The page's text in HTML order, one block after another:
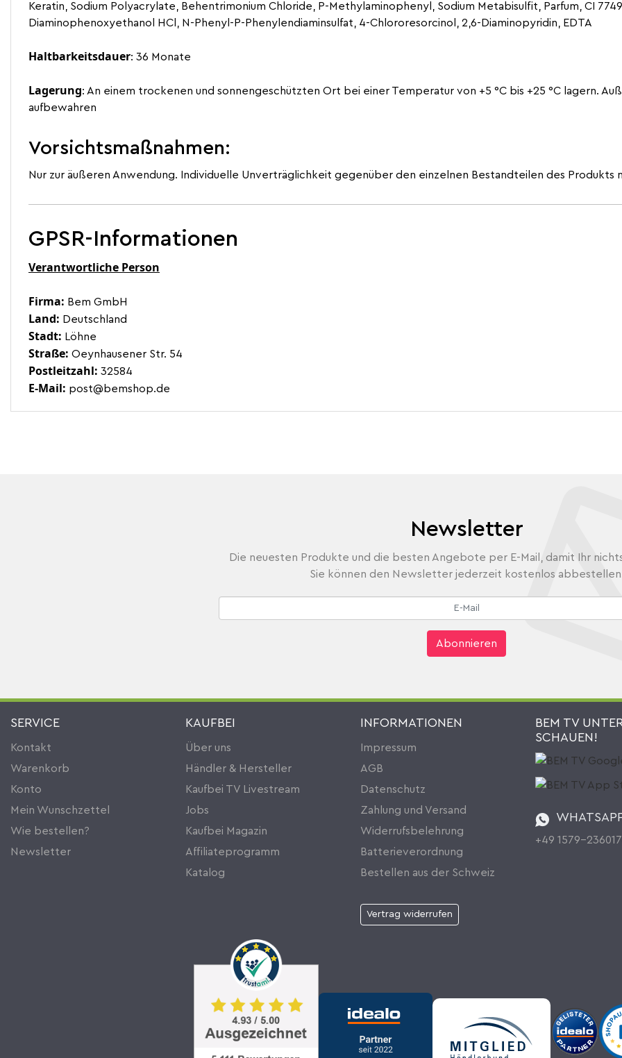
Keratin, Sodium Polyacrylate, Behentrimonium Chloride, P-Methylaminophenyl, Sodium Metabisulfit, Parfum, CI
Diaminophenoxyethanol HCl, N-Phenyl-P-Phenylendiaminsulfat, 4-Chlororesorcinol, 2,6-Diaminopyridin, EDTA
Haltbarkeitsdauer: 36 Monate
Lagerung: An einem trockenen und sonnengeschützten Ort bei einer Temperatur von +5 °C bis +25 °C lagern.
aufbewahren
Vorsichtsmaßnahmen:
Nur zur äußeren Anwendung. Individuelle Unverträglichkeit gegenüber den einzelnen Bestandteilen des Produkts
GPSR-Informationen
Verantwortliche Person
Firma: Bem GmbH
Land: Deutschland
Stadt: Löhne
Straße: Oeynhausener Str. 54
Postleitzahl: 32584
E-Mail: post@bemshop.de
Newsletter
Die neuesten Produkte und die besten Angebote per E-Mail, damit Ihr
Sie können den Newsletter jederzeit kostenlos
Abonnieren
SERVICE
Kontakt
Warenkorb
Konto
Mein Wunschzettel
Wie bestellen?
Newsletter
KAUFBEI
Über uns
Händler & Hersteller
Kaufbei TV Livestream
Jobs
Kaufbei Magazin
Affiliateprogramm
Katalog
INFORMATIONEN
Impressum
AGB
Datenschutz
Zahlung und Versand
Widerrufsbelehrung
Batterieverordnung
Bestellen aus der Schweiz
Vertrag widerrufen
BEM TV
SCHAUEN!
+49 1579-